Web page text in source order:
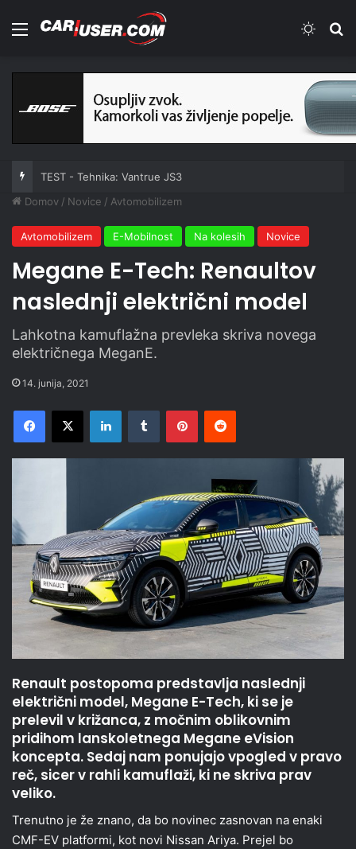
Meni
TEST - Tehnika: Vantrue JS3
Domov / Novice / Avtomobilizem
Avtomobilizem E-Mobilnost Na kolesih Novice
Megane E-Tech: Renaultov
naslednji električni model
Lahkotna kamuflažna prevleka skriva novega
električnega MeganE.
14. junija, 2021
Facebook
X LinkedInTumblr PinterestReddit
Renault postopoma predstavlja naslednji
električni model, Megane E-Tech, ki se je
prelevil v križanca, z močnim oblikovnim
pridihom lanskoletnega Megane eVision
koncepta. Sedaj nam ponujajo vpogled v pravo
reč, sicer v rahli kamuflaži, ki ne skriva prav
veliko.
Trenutno je že znano, da bo novinec zasnovan na enaki
CMF-EV platformi, kot novi Nissan Ariya. Prejel bo